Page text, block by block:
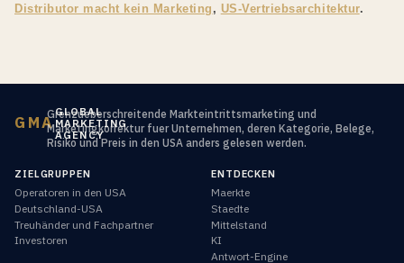
Distributor macht kein Marketing , US-Vertriebsarchitektur.
GMA
GLOBAL
MARKETING
AGENCY
Grenzueberschreitende Markteintrittsmarketing und
Marketingkorrektur fuer Unternehmen, deren Kategorie, Belege,
Risiko und Preis in den USA anders gelesen werden.
ZIELGRUPPEN
Operatoren in den USA
Deutschland-USA
Treuhänder und Fachpartner
Investoren
ENTDECKEN
Maerkte
Staedte
Mittelstand
KI
Antwort-Engine